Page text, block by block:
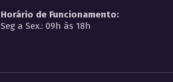
Horário de Funcionamento:
Seg a Sex.: 09h às 18h